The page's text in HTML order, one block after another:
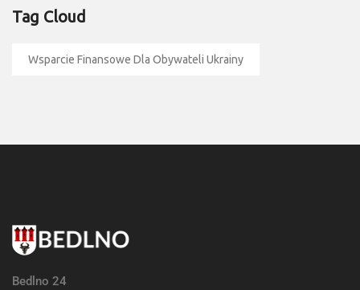
Tag Cloud
Wsparcie Finansowe Dla Obywateli Ukrainy
Bedlno 24